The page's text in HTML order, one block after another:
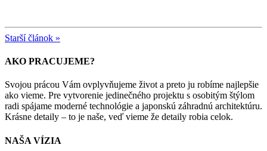
Starší článok »
AKO PRACUJEME?
Svojou prácou Vám ovplyvňujeme život a preto ju robíme najlepšie
ako vieme. Pre vytvorenie jedinečného projektu s osobitým štýlom
radi spájame moderné technológie a japonskú záhradnú architektúru.
Krásne detaily – to je naše, veď vieme že detaily robia celok.
NAŠA VÍZIA